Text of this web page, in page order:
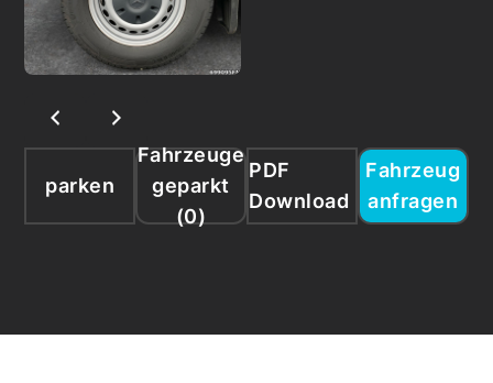
parken
Fahrzeuge
geparkt
(0)
PDF
Download
Fahrzeug
anfragen